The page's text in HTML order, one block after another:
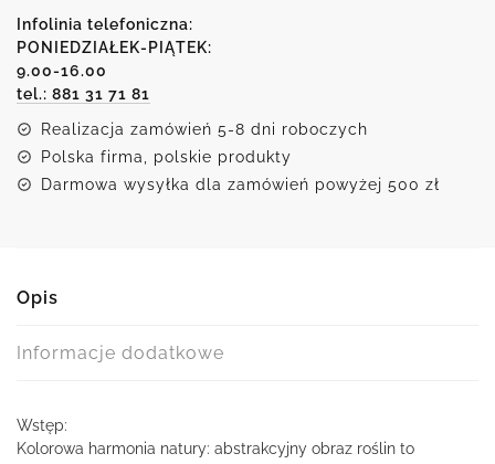
natury:
abstrakcyjny
obraz
roślin
Infolinia telefoniczna:
PONIEDZIAŁEK-PIĄTEK:
9.00-16.00
tel.: 881 31 71 81
Realizacja zamówień 5-8 dni roboczych
Polska firma, polskie produkty
Darmowa wysyłka dla zamówień powyżej 500 zł
Opis
Informacje dodatkowe
Wstęp:
Kolorowa harmonia natury: abstrakcyjny obraz roślin to